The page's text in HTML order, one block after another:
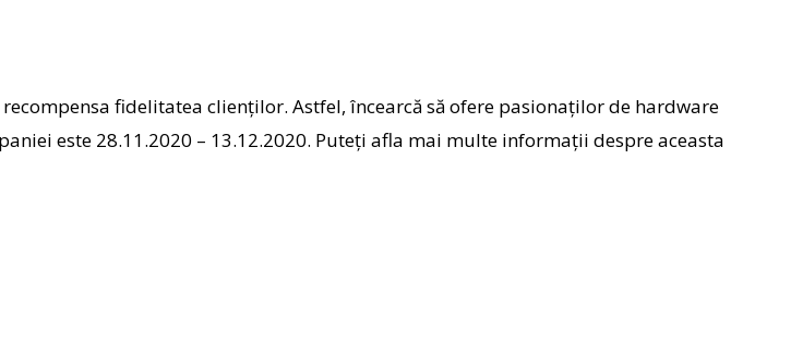
fidelitatea clienților. Astfel, încearcă să ofere pasionaților de hardware
este 28.11.2020 – 13.12.2020. Puteți afla mai multe informații despre aceasta